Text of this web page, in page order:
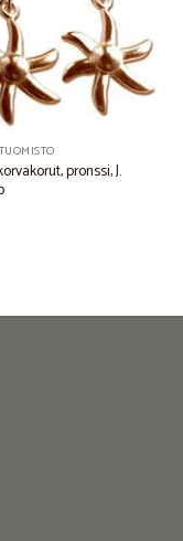
Wishlist
pronssi, J.